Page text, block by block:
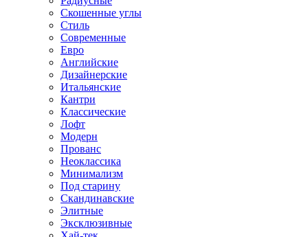
Скошенные углы
Стиль
Современные
Евро
Английские
Дизайнерские
Итальянские
Кантри
Классические
Лофт
Модерн
Прованс
Неоклассика
Минимализм
Под старину
Скандинавские
Элитные
Эксклюзивные